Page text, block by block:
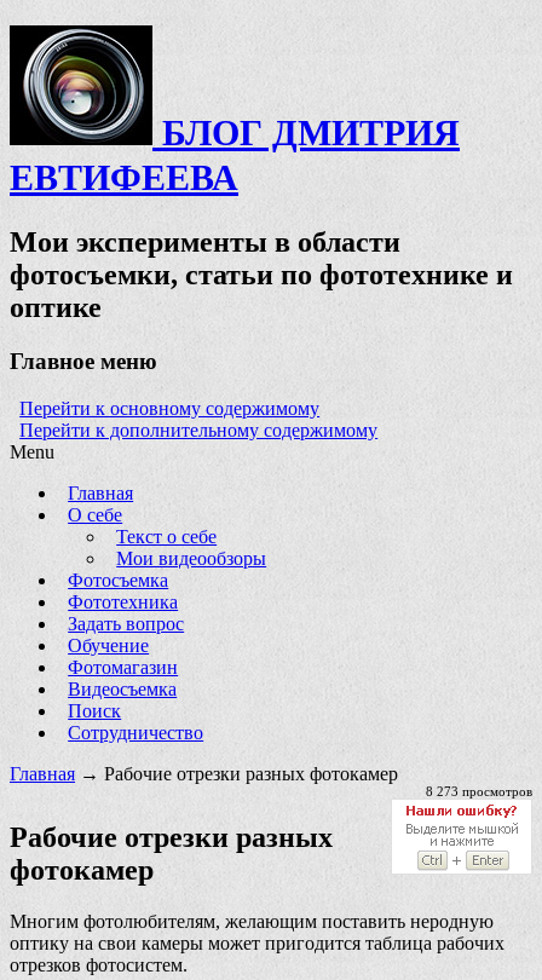
БЛОГ ДМИТРИЯ
ЕВТИФЕЕВА
Мои эксперименты в области
фотосъемки, статьи по фототехнике и
оптике
Главное меню
Перейти к основному содержимому
Перейти к дополнительному содержимому
Menu
Главная
О себе
Текст о себе
Мои видеообзоры
Фотосъемка
Фототехника
Задать вопрос
Обучение
Фотомагазин
Видеосъемка
Поиск
Сотрудничество
Главная → Рабочие отрезки разных фотокамер
8 273 просмотров
Рабочие отрезки разных
фотокамер
Многим фотолюбителям, желающим поставить неродную
оптику на свои камеры может пригодится таблица рабочих
отрезков фотосистем.